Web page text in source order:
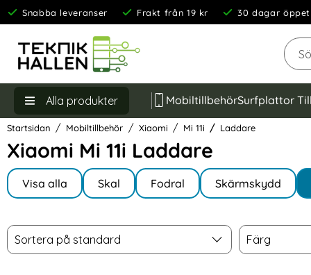
Snabba leveranser Frakt från 19 kr 30 dagar
Sök
Alla produkter MobiltillbehörSurfplattor
Startsidan Mobiltillbehör Xiaomi Mi 11i Laddare
Xiaomi Mi 11i Laddare
Hoppa
produkter
Underkategorier
Visa alla
I Mi 11i Skal Fodral Skärmskydd
Hoppa
över
Filtrera & sortera
Sortera
Sortera på standard
Färg
Färg